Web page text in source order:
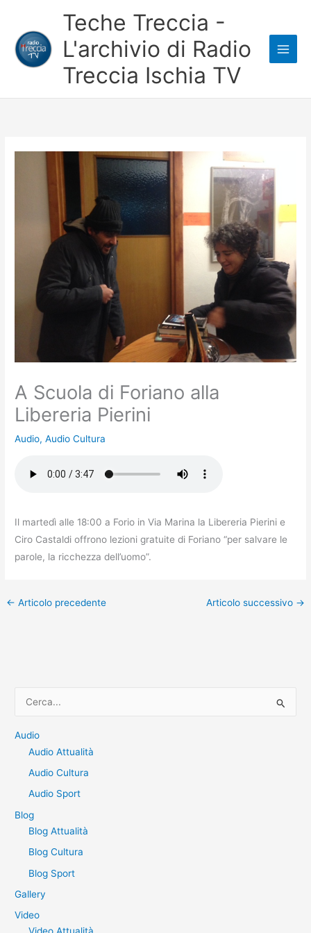
contenuto
Teche Treccia -
L'archivio di Radio
Treccia Ischia TV
A Scuola di Foriano alla
Libereria Pierini
Audio,Audio Cultura
Il martedì alle 18:00 a Forio in Via Marina la Libereria Pierini e
Ciro Castaldi offrono lezioni gratuite di Foriano “per salvare le
parole, la ricchezza dell’uomo”.
← Articolo precedente Articolo successivo →
r
Audio
Audio Attualità
Audio Cultura
Audio Sport
Blog
Blog Attualità
Blog Cultura
Blog Sport
Gallery
Video